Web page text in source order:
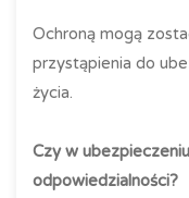
Ochroną mogą
przystąpienia do
życia.
Czy w
odpowiedzialności?